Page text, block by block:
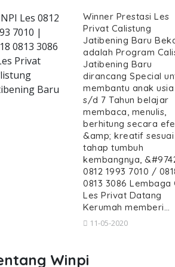
calistung-
Les Privat
Jatibening Baru,
Les Privat
Calistung
Les 0812
7010 |
0813 3086
Privat
Baru
Winner Prestasi Les
Privat Calistung
Jatibening Baru
adalah Program
Jatibening Baru
dirancang Special
membantu anak usia
s/d 7 Tahun belajar
membaca, menulis,
berhitung secara
&amp; kreatif sesuai
tahap tumbuh
kembangnya,
0812 1993 7010 /
0813 3086 Lembaga
Les Privat Datang
Kerumah memberi…
11-05-2020
Winpi